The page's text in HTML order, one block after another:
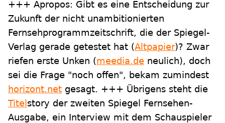
+++ Apropos: Gibt es eine Entscheidung zur
Zukunft der nicht unambitionierten
Fernsehprogrammzeitschrift, die der Spiegel-
Verlag gerade getestet hat (Altpapier)? Zwar
riefen erste Unken (meedia.de neulich), doch
sei die Frage "noch offen", bekam zumindest
horizont.net gesagt. +++ Übrigens steht die
Titel story der zweiten Spiegel Fernsehen-
Ausgabe, ein Interview mit dem Schauspieler